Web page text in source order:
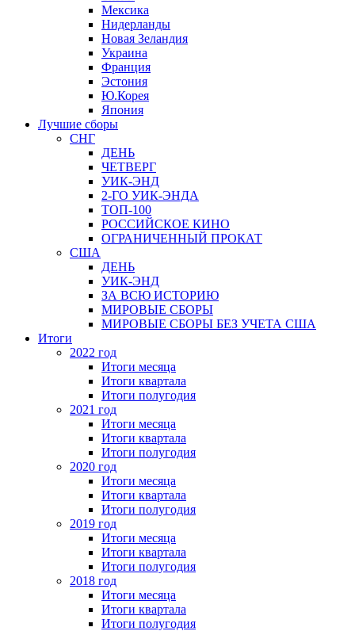
Мексика
Нидерланды
Новая Зеландия
Украина
Франция
Эстония
Ю.Корея
Япония
Лучшие сборы
СНГ
ДЕНЬ
ЧЕТВЕРГ
УИК-ЭНД
2-ГО УИК-ЭНДА
ТОП-100
РОССИЙСКОЕ КИНО
ОГРАНИЧЕННЫЙ ПРОКАТ
США
ДЕНЬ
УИК-ЭНД
ЗА ВСЮ ИСТОРИЮ
МИРОВЫЕ СБОРЫ
МИРОВЫЕ СБОРЫ БЕЗ УЧЕТА США
Итоги
2022 год
Итоги месяца
Итоги квартала
Итоги полугодия
2021 год
Итоги месяца
Итоги квартала
Итоги полугодия
2020 год
Итоги месяца
Итоги квартала
Итоги полугодия
2019 год
Итоги месяца
Итоги квартала
Итоги полугодия
2018 год
Итоги месяца
Итоги квартала
Итоги полугодия